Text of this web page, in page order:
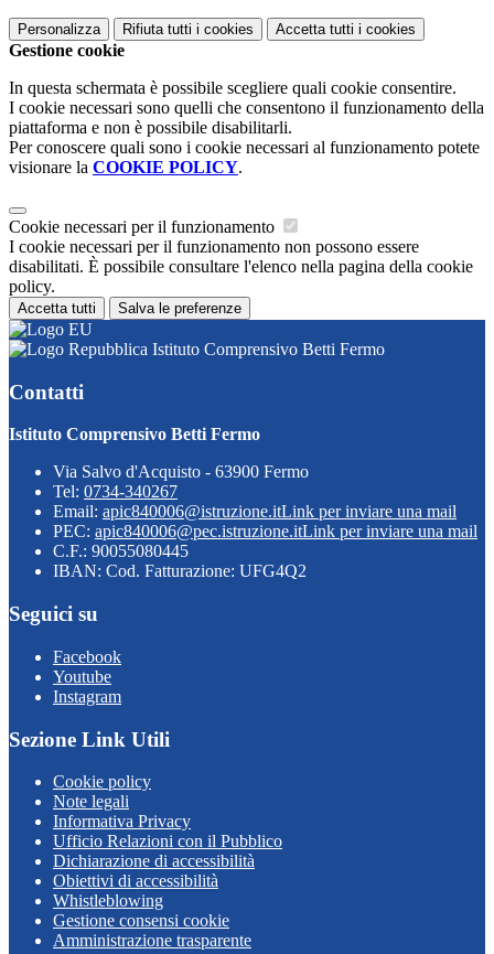
Personalizza Rifiuta tutti i cookies Accetta tutti i cookies
Gestione cookie
In questa schermata è possibile scegliere quali cookie consentire.
I cookie necessari sono quelli che consentono il funzionamento della
piattaforma e non è possibile disabilitarli.
Per conoscere quali sono i cookie necessari al funzionamento potete
visionare la COOKIE POLICY.
Cookie necessari per il funzionamento
I cookie necessari per il funzionamento non possono essere
disabilitati. È possibile consultare l'elenco nella pagina della cookie
policy.
Accetta tutti Salva le preferenze
Istituto Comprensivo Betti Fermo
Contatti
Istituto Comprensivo Betti Fermo
Via Salvo d'Acquisto - 63900 Fermo
Tel: 0734-340267
Email: apic840006@istruzione.itLink per inviare una mail
PEC: apic840006@pec.istruzione.itLink per inviare una mail
C.F.: 90055080445
IBAN: Cod. Fatturazione: UFG4Q2
Seguici su
Facebook
Youtube
Instagram
Sezione Link Utili
Cookie policy
Note legali
Informativa Privacy
Ufficio Relazioni con il Pubblico
Dichiarazione di accessibilità
Obiettivi di accessibilità
Whistleblowing
Gestione consensi cookie
Amministrazione trasparente